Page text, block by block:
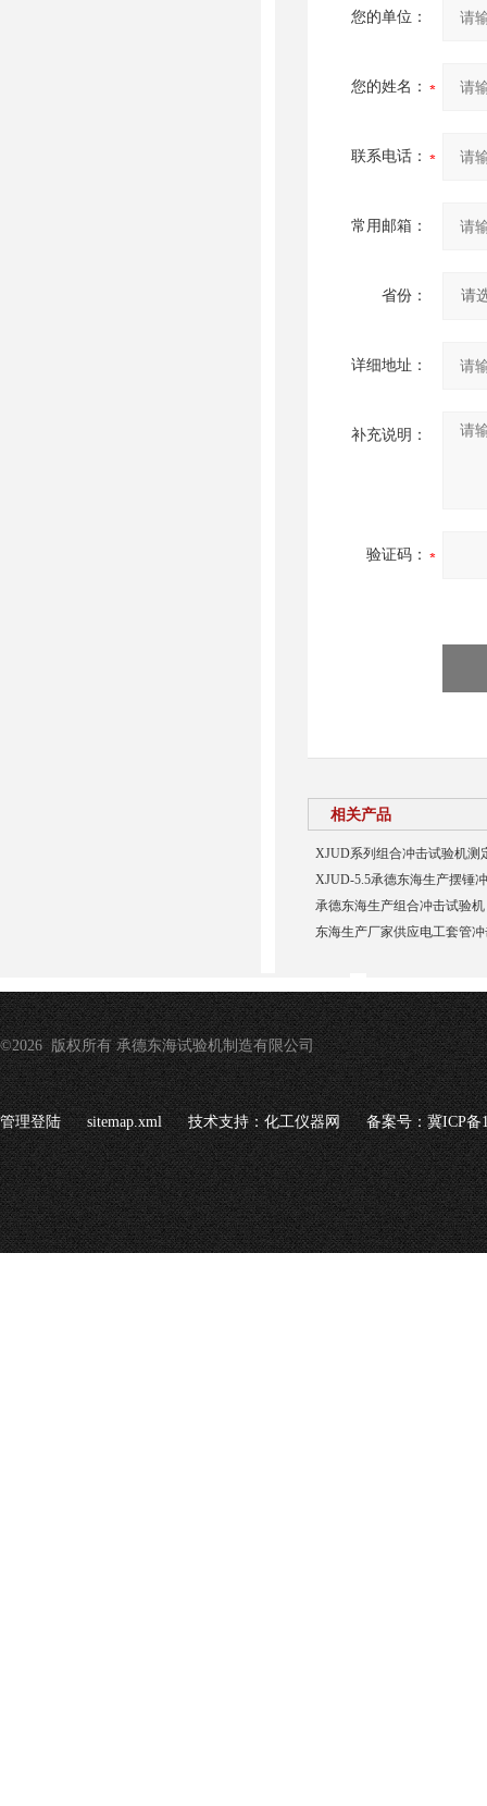
您的单位：
您的姓名：
联系电话：
常用邮箱：
省份：
详细地址：
补充说明：
验证码：
相关产品
XJUD系列组合冲击试验机测
XJUD-5.5承德东海生产摆锤
承德东海生产组合冲击试验机
东海生产厂家供应电工套管
©2026 版权所有 承德东海试验机制造有限公司
管理登陆 sitemap.xml 技术支持：化工仪器网 备案号：冀ICP备